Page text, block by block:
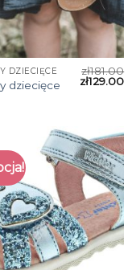
DZIECIĘCE
dziecięce
zł181.00
zł129.00